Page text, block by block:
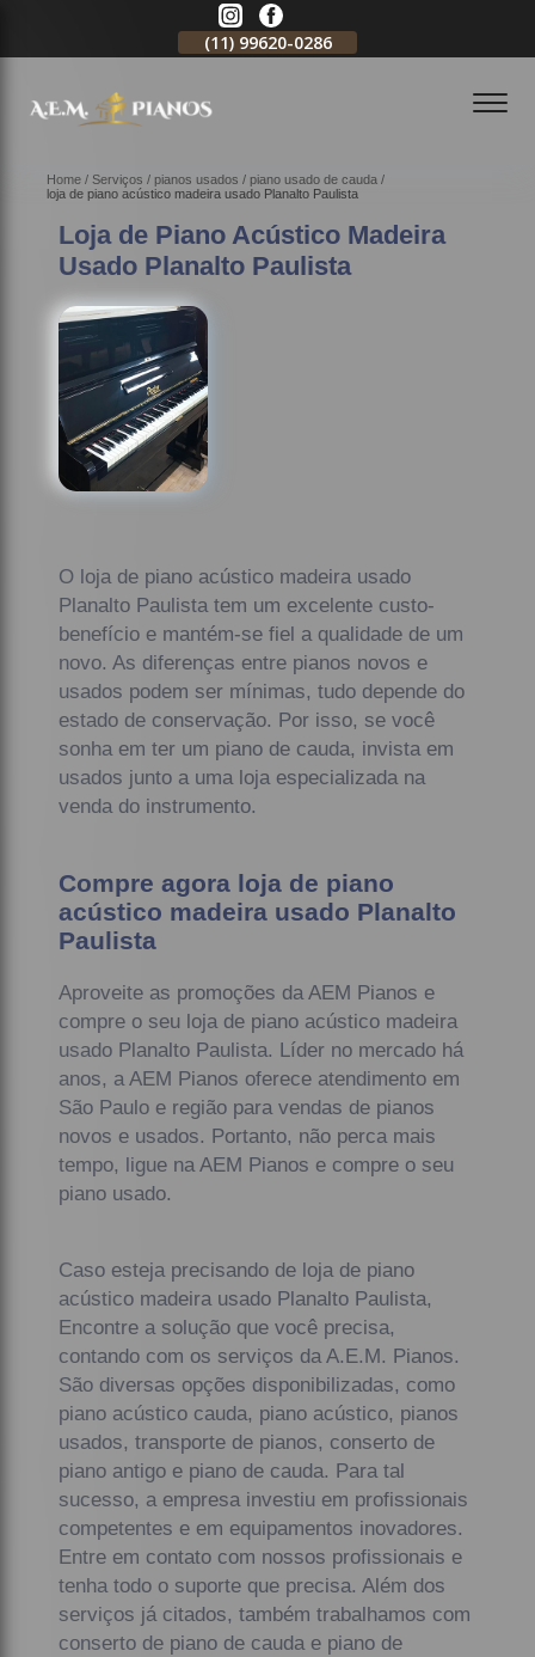
(11) 99620-0286
Home Serviços pianos usados
piano usado de cauda
loja de piano acústico madeira usado Planalto Paulista
Loja de Piano Acústico Madeira
Usado Planalto Paulista
O loja de piano acústico madeira usado
Planalto Paulista tem um excelente custo-
benefício e mantém-se fiel a qualidade de um
novo. As diferenças entre pianos novos e
usados podem ser mínimas, tudo depende do
estado de conservação. Por isso, se você
sonha em ter um piano de cauda, invista em
usados junto a uma loja especializada na
venda do instrumento.
Compre agora loja de piano
acústico madeira usado Planalto
Paulista
Aproveite as promoções da AEM Pianos e
compre o seu loja de piano acústico madeira
usado Planalto Paulista. Líder no mercado há
anos, a AEM Pianos oferece atendimento em
São Paulo e região para vendas de pianos
novos e usados. Portanto, não perca mais
tempo, ligue na AEM Pianos e compre o seu
piano usado.
Caso esteja precisando de loja de piano
acústico madeira usado Planalto Paulista,
Encontre a solução que você precisa,
contando com os serviços da A.E.M. Pianos.
São diversas opções disponibilizadas, como
piano acústico cauda, piano acústico, pianos
usados, transporte de pianos, conserto de
piano antigo e piano de cauda. Para tal
sucesso, a empresa investiu em profissionais
competentes e em equipamentos inovadores.
Entre em contato com nossos profissionais e
tenha todo o suporte que precisa. Além dos
serviços já citados, também trabalhamos com
conserto de piano de cauda e piano de